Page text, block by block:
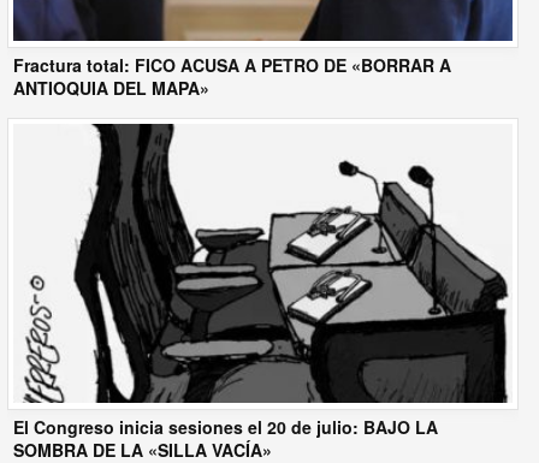
Fractura total: FICO ACUSA A PETRO DE «BORRAR A
ANTIOQUIA DEL MAPA»
El Congreso inicia sesiones el 20 de julio: BAJO LA
SOMBRA DE LA «SILLA VACÍA»